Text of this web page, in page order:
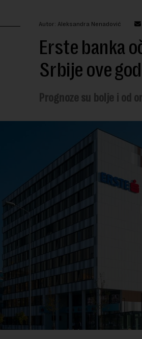
Autor: Aleksandra Nenadović
Erste banka
Srbije ove
Prognoze su bolje i od